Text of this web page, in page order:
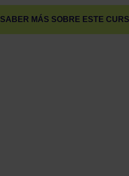
SABER MÁS SOBRE ESTE